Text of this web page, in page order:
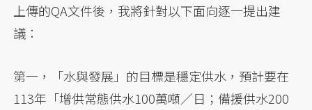
上傳的QA文件後，我將針對以下面向逐一提出建
議：
第一，「水與發展」的目標是穩定供水，預計要在
113年「增供常態供水100萬噸／日；備援供水200